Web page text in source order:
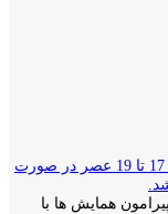
زمان های پاسخگویی: ساعت 10 تا 12 صبح، 17 تا 19 عصر در صورت
همایش ها با